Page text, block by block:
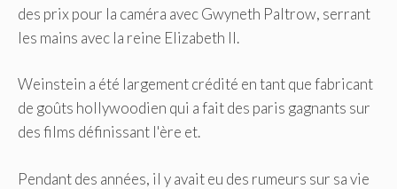
des prix pour la caméra avec Gwyneth Paltrow, serrant
les mains avec la reine Elizabeth II.
Weinstein a été largement crédité en tant que fabricant
de goûts hollywoodien qui a fait des paris gagnants sur
des films définissant l'ère et.
Pendant des années, il y avait eu des rumeurs sur sa vie